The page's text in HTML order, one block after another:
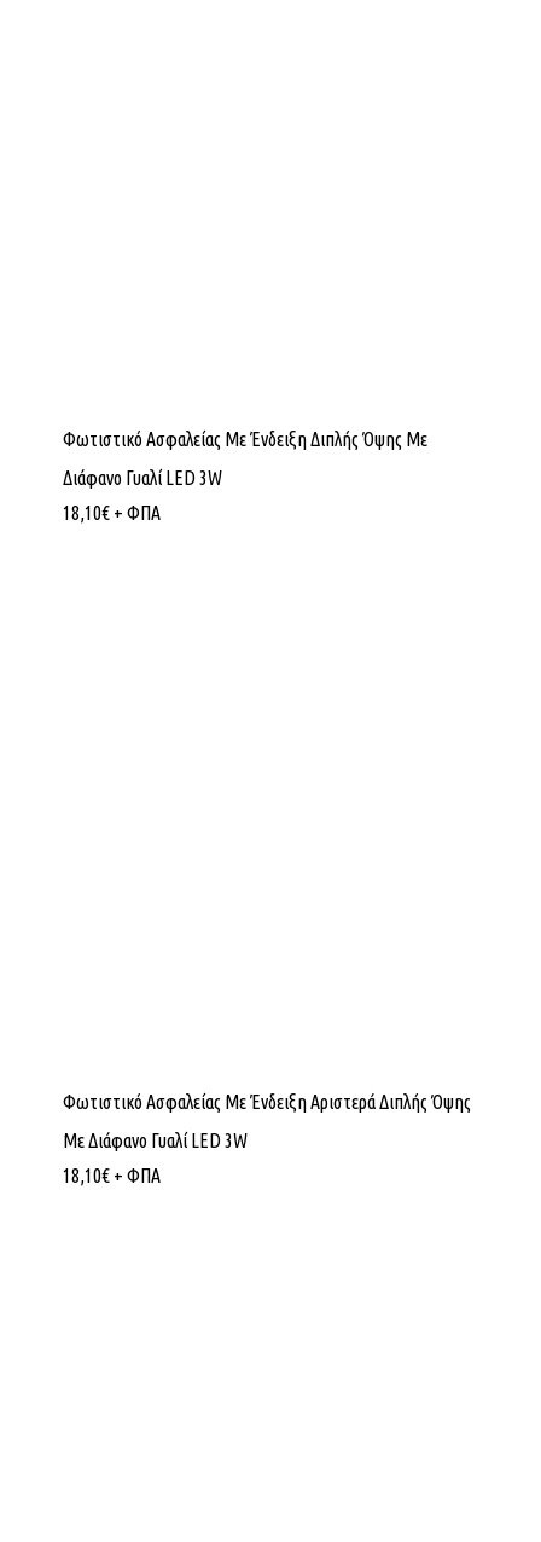
Φωτιστικό Ασφαλείας Με Ένδειξη Διπλής Όψης Με
Διάφανο Γυαλί LED 3W
18,10€ + ΦΠΑ
Φωτιστικό Ασφαλείας Με Ένδειξη Αριστερά Διπλής Όψης
Με Διάφανο Γυαλί LED 3W
18,10€ + ΦΠΑ